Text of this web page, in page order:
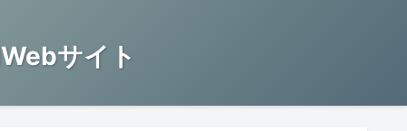
サイト